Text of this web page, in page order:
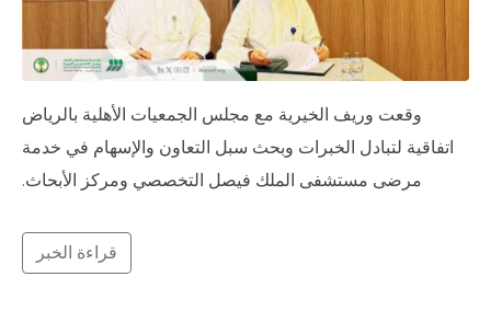
وقعت وريف الخيرية مع مجلس الجمعيات الأهلية بالرياض
اتفاقية لتبادل الخبرات وبحث سبل التعاون والإسهام في خدمة
مرضى مستشفى الملك فيصل التخصصي ومركز الأبحاث.
قراءة الخبر